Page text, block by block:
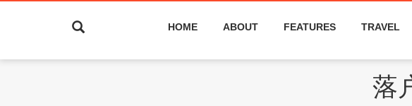
HOME ABOUT FEATURES TRAVEL
落